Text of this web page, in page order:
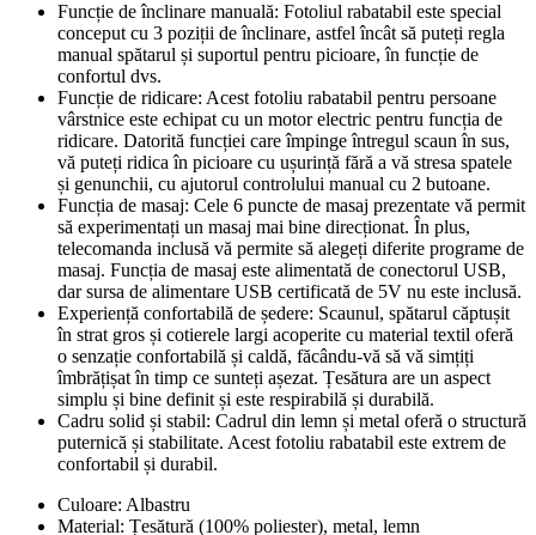
Funcție de înclinare manuală: Fotoliul rabatabil este special
conceput cu 3 poziții de înclinare, astfel încât să puteți regla
manual spătarul și suportul pentru picioare, în funcție de
confortul dvs.
Funcție de ridicare: Acest fotoliu rabatabil pentru persoane
vârstnice este echipat cu un motor electric pentru funcția de
ridicare. Datorită funcției care împinge întregul scaun în sus,
vă puteți ridica în picioare cu ușurință fără a vă stresa spatele
și genunchii, cu ajutorul controlului manual cu 2 butoane.
Funcția de masaj: Cele 6 puncte de masaj prezentate vă permit
să experimentați un masaj mai bine direcționat. În plus,
telecomanda inclusă vă permite să alegeți diferite programe de
masaj. Funcția de masaj este alimentată de conectorul USB,
dar sursa de alimentare USB certificată de 5V nu este inclusă.
Experiență confortabilă de ședere: Scaunul, spătarul căptușit
în strat gros și cotierele largi acoperite cu material textil oferă
o senzație confortabilă și caldă, făcându-vă să vă simțiți
îmbrățișat în timp ce sunteți așezat. Țesătura are un aspect
simplu și bine definit și este respirabilă și durabilă.
Cadru solid și stabil: Cadrul din lemn și metal oferă o structură
puternică și stabilitate. Acest fotoliu rabatabil este extrem de
confortabil și durabil.
Culoare: Albastru
Material: Țesătură (100% poliester), metal, lemn